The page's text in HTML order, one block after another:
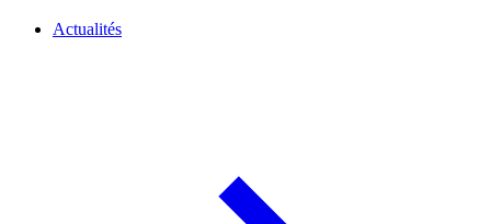
Actualités